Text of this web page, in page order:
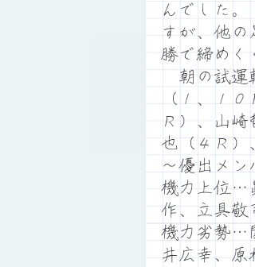
んでした。
すが、他
勝で締めく
朝の試運
（１、１
Ｒ）、山
也（４Ｒ）
～優出メン
機力上位…
作、立具敬
機力劣勢…
井広幸、原